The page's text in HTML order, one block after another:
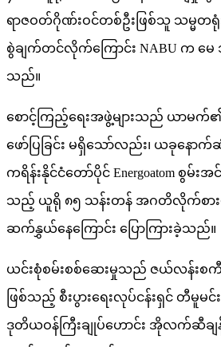
ရာဇဝတ်ဂိုဏ်းဝင်တစ်ဦးဖြစ်သူ သမ္မတ
စွဲချက်တင်လိုက်ကြောင်း NABU က မ
သည်။
စောင့်ကြည့်ရေးအဖွဲ့များသည် ယာ
ဖော်ပြခြင်း မရှိသော်လည်း၊ ယခုနော
ကရိန်းနိုင်ငံတော်ပိုင် Energoatom စွမ်း
သည့် ယူရို ၈၅ သန်းတန် အဂတိလိုက်စား
ဆက်နွှယ်နေကြောင်း ပြောကြားခဲ့သည်။
ယင်းစုံစမ်းစစ်ဆေးမှုသည် ဇယ်လန်းစကီ
ဖြစ်သည့် စီးပွားရေးလုပ်ငန်းရှင် တီမူမင်
ဒုတိယဝန်ကြီးချုပ်ဟောင်း အိုလက်ဆီချ